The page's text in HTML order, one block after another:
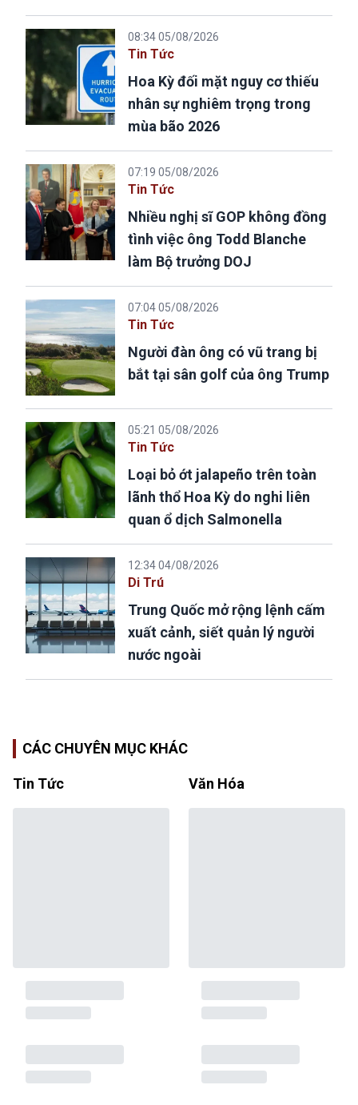
08:34 05/08/2026
Tin Tức
Hoa Kỳ đối mặt nguy cơ thiếu
nhân sự nghiêm trọng trong
mùa bão 2026
07:19 05/08/2026
Tin Tức
Nhiều nghị sĩ GOP không đồng
tình việc ông Todd Blanche
làm Bộ trưởng DOJ
07:04 05/08/2026
Tin Tức
Người đàn ông có vũ trang bị
bắt tại sân golf của ông Trump
05:21 05/08/2026
Tin Tức
Loại bỏ ớt jalapeño trên toàn
lãnh thổ Hoa Kỳ do nghi liên
quan ổ dịch Salmonella
12:34 04/08/2026
Di Trú
Trung Quốc mở rộng lệnh cấm
xuất cảnh, siết quản lý người
nước ngoài
CÁC CHUYÊN MỤC KHÁC
Tin Tức Văn Hóa